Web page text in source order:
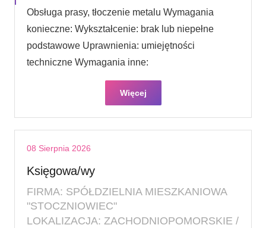
Obsługa prasy, tłoczenie metalu Wymagania
konieczne: Wykształcenie: brak lub niepełne
podstawowe Uprawnienia: umiejętności
techniczne Wymagania inne:
Więcej
08 Sierpnia 2026
Księgowa/wy
FIRMA: SPÓŁDZIELNIA MIESZKANIOWA
"STOCZNIOWIEC"
LOKALIZACJA: ZACHODNIOPOMORSKIE /